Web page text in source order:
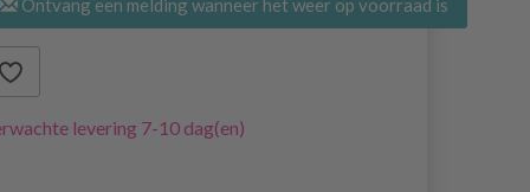
Ontvang een melding wanneer het weer op voorraad is
levering 7-10 dag(en)